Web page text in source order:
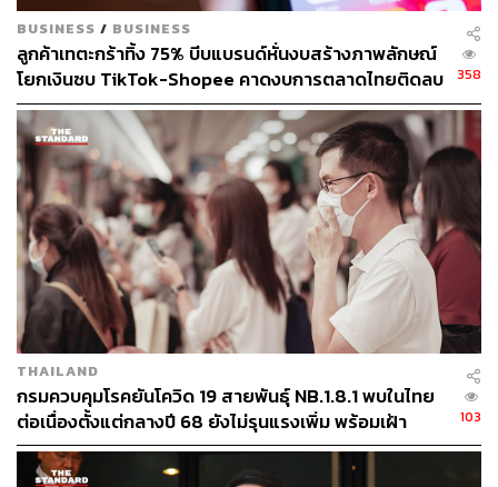
BUSINESS / BUSINESS
ลูกค้าเทตะกร้าทิ้ง 75% บีบแบรนด์หั่นงบสร้างภาพลักษณ์
โยกเงินซบ TikTok-Shopee คาดงบการตลาดไทยติดลบ
ครั้งแรกในรอบ 14 ปี
358
THAILAND
กรมควบคุมโรคยันโควิด 19 สายพันธุ์ NB.1.8.1 พบในไทย
ต่อเนื่องตั้งแต่กลางปี 68 ยังไม่รุนแรงเพิ่ม พร้อมเฝ้า
ระวัง-ติดตามใกล้ชิด
103